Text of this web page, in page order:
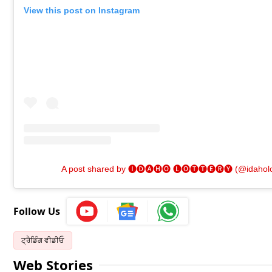
View this post on Instagram
A post shared by 🅘🅓🅐🅗🅞 🅛🅞🅣🅣🅔🅡🅨
Follow Us
ਟ੍ਰੈਡਿੰਗ ਵੀਡੀਓ
Web Stories